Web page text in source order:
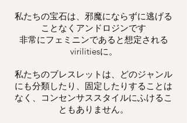
私たちの宝石は、邪魔にならずに逃げる
ことなくアンドロジンです
非常にフェミニンであると想定される
virilitiesに。
私たちのブレスレットは、どのジャンル
にも分類したり、固定したりすることは
なく、コンセンサススタイルにふけるこ
ともありません。